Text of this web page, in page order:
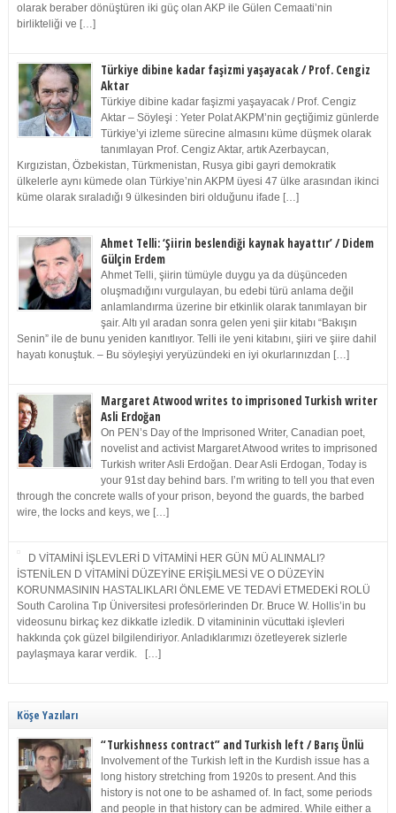
olarak beraber dönüştüren iki güç olan AKP ile Gülen Cemaati’nin
birlikteliği ve […]
Türkiye dibine kadar faşizmi yaşayacak / Prof. Cengiz
Aktar
Türkiye dibine kadar faşizmi yaşayacak / Prof. Cengiz
Aktar – Söyleşi : Yeter Polat AKPM’nin geçtiğimiz günlerde
Türkiye’yi izleme sürecine almasını küme düşmek olarak
tanımlayan Prof. Cengiz Aktar, artık Azerbaycan,
Kırgızistan, Özbekistan, Türkmenistan, Rusya gibi gayri demokratik
ülkelerle aynı kümede olan Türkiye’nin AKPM üyesi 47 ülke arasından ikinci
küme olarak sıraladığı 9 ülkesinden biri olduğunu ifade […]
Ahmet Telli: ‘Şiirin beslendiği kaynak hayattır’ / Didem
Gülçin Erdem
Ahmet Telli, şiirin tümüyle duygu ya da düşünceden
oluşmadığını vurgulayan, bu edebi türü anlama değil
anlamlandırma üzerine bir etkinlik olarak tanımlayan bir
şair. Altı yıl aradan sonra gelen yeni şiir kitabı “Bakışın
Senin” ile de bunu yeniden kanıtlıyor. Telli ile yeni kitabını, şiiri ve şiire dahil
hayatı konuştuk. – Bu söyleşiyi yeryüzündeki en iyi okurlarınızdan […]
Margaret Atwood writes to imprisoned Turkish writer
Asli Erdoğan
On PEN’s Day of the Imprisoned Writer, Canadian poet,
novelist and activist Margaret Atwood writes to imprisoned
Turkish writer Asli Erdoğan. Dear Asli Erdogan, Today is
your 91st day behind bars. I’m writing to tell you that even
through the concrete walls of your prison, beyond the guards, the barbed
wire, the locks and keys, we […]
D VİTAMİNİ İŞLEVLERİ D VİTAMİNİ HER GÜN MÜ ALINMALI?
İSTENİLEN D VİTAMİNİ DÜZEYİNE ERİŞİLMESİ VE O DÜZEYİN
KORUNMASININ HASTALIKLARI ÖNLEME VE TEDAVİ ETMEDEKİ ROLÜ
South Carolina Tıp Üniversitesi profesörlerinden Dr. Bruce W. Hollis’in bu
videosunu birkaç kez dikkatle izledik. D vitamininin vücuttaki işlevleri
hakkında çok güzel bilgilendiriyor. Anladıklarımızı özetleyerek sizlerle
paylaşmaya karar verdik. […]
Köşe Yazıları
“Turkishness contract” and Turkish left / Barış Ünlü
Involvement of the Turkish left in the Kurdish issue has a
long history stretching from 1920s to present. And this
history is not one to be ashamed of. In fact, some periods
and people in that history can be admired. While either a